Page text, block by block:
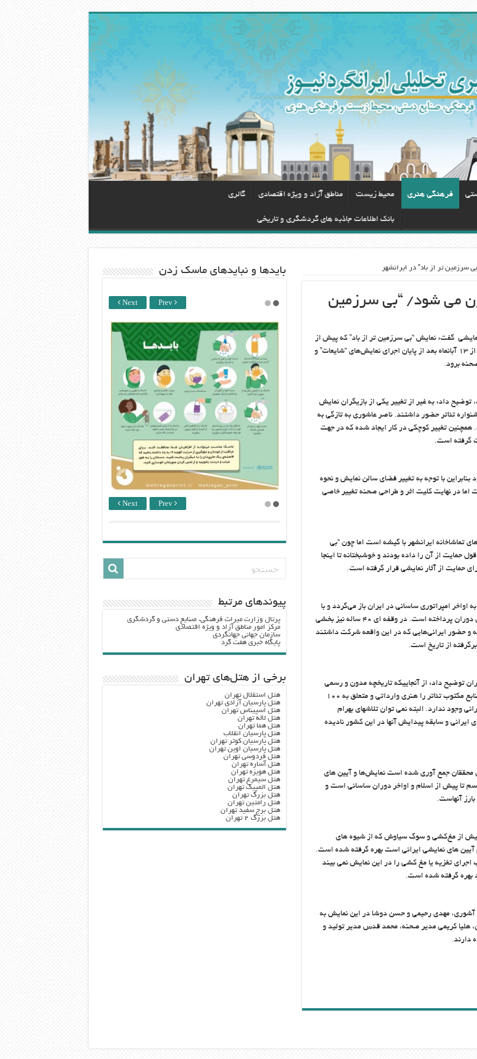
فرهنگی هنری محيط زيست مناطق آزاد و ویژه اقتصادی گالری
بانک اطلاعات جاذبه های گردشگری و تاریخی
۱۳ آبان سرنگون می شود/ “بی سرزمین
گفت: نمایش “بی سرزمین تر از باد” که پیش از
این در جشنواره سی و یکم تئاتر فجر روی صحنه رفته بود قرار است از ۱۳ آبانماه بعد از پایان اجرای نمایش‌های “شایعات” و
برود.
داد: به غیر از تغییر یکی از بازیگران نمایش
تئاتر حضور داشتند. ناصر عاشوری به تازگی به
تغییر کوچکی در کار ایجاد شده که در جهت
گرفته است.
با توجه به تغییر فضای سالن نمایش و نحوه
در نهایت کلیت اثر و طراحی صحنه تغییر خاصی
تماشاخانه ایرانشهر با گیشه است اما چون “بی
حمایت از آن را داده بودند و خوشبختانه تا اینجا
حمایت از آثار نمایشی قرار گرفته است.
امپراتوری ساسانی در ایران باز می‌گردد و با
نگاهی تاریخی اساطیری به حمله اعراب به ایران و آغاز درگیری‌های آن دوران پرداخته است. در وقفه ای ۴۰ ساله نیز بخشی
و حضور ایرانی‌هایی که در این واقعه شرکت داشتند
از تاریخ است.
توضیح داد: از آنجاییکه تاریخچه مدون و رسمی
درباره زمان تشکیل شدن نمایش در ایران وجود ندارد و معمولا در منابع مکتوب تئاتر را هنری وارداتی و متعلق به ۱۰۰
وجود ندارد. البته نمی توان تلاشهای بهرام
و سابقه پیدایش آنها در این کشور نادیده
محققان جمع آوری شده است نمایش‌ها و آیین های
تا پیش از اسلام و اواخر دوران ساسانی است و
آنهاست.
از مغ‌کشی و سوگ سیاوش که از شیوه های
های نمایشی ایرانی است بهره گرفته شده است.
اجرای تغزیه یا مغ کشی را در این نمایش نمی بیند
بهره گرفته شده است.
آشوری، مهدی رحیمی و حسن دوشا در این نمایش به
هلیا کریمی مدیر صحنه، محمد قدس مدیر تولید و
دارند.
باید‌ها و نبایدهای ماسک زدن
Next Prev
Next Prev
پيوندهاي مرتبط
پرتال وزارت ميراث فرهنگي، صنایع دستی و گردشگري
مرکز امور مناطق آزاد و ویژه اقتصادی
سازمان جهانی جهانگردی
پایگاه خبری هفت گرد
برخی از هتل‌های تهران
هتل استقلال تهران
هتل پارسیان آزادی تهران
هتل اسپیناس تهران
هتل لاله تهران
هتل هما تهران
هتل پارسیان انقلاب
هتل پارسیان کوثر تهران
هتل پارسیان اوین تهران
هتل فردوسی تهران
هتل آساره تهران
هتل هویزه تهران
هتل سیمرغ تهران
هتل المپیک تهران
هتل بزرگ تهران
هتل رامتین تهران
هتل برج سفید تهران
هتل بزرگ ۲ تهران